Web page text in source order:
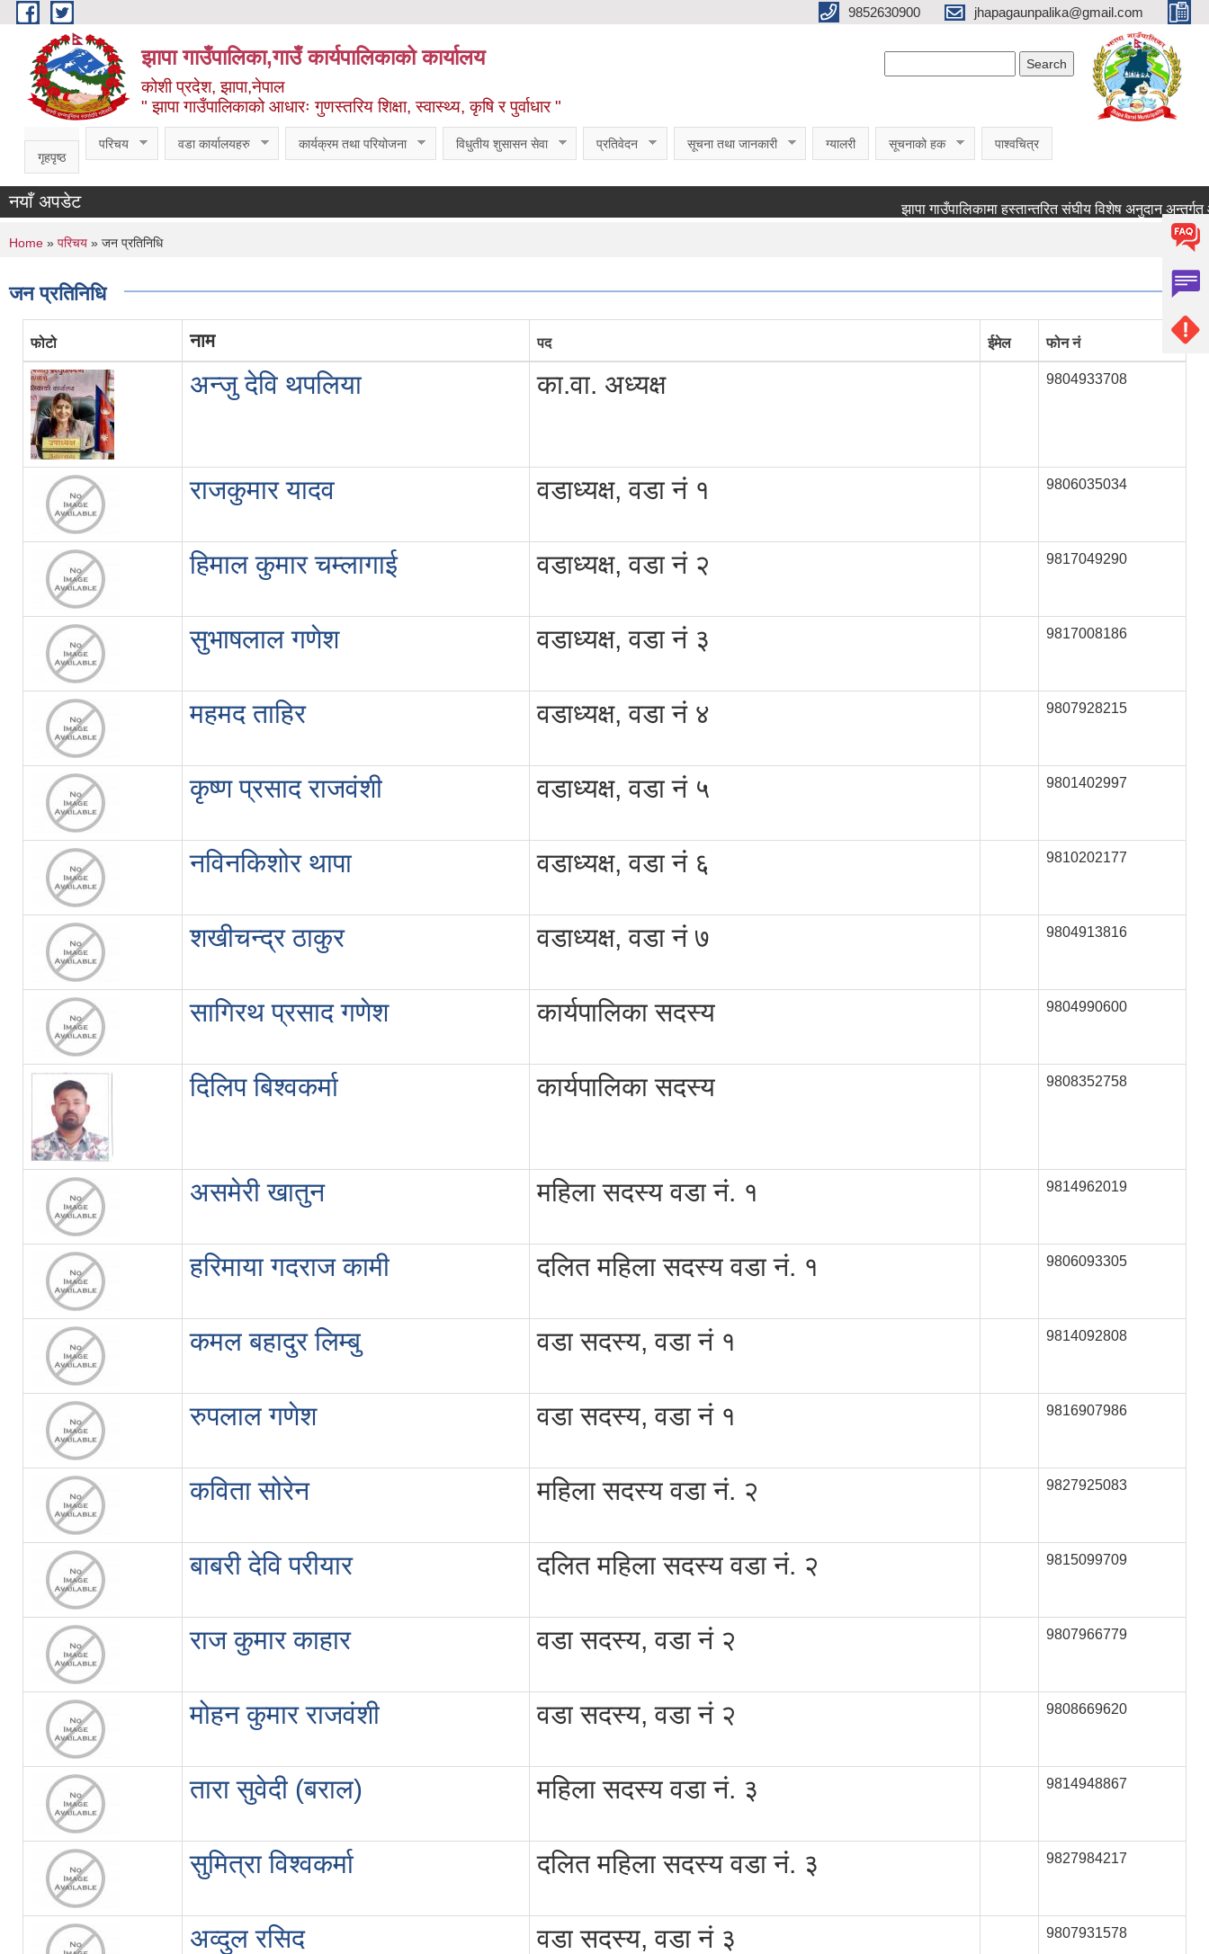
Skip to main content 9852630900 jhapagaunpalika@gmail.com
झापा गाउँपालिका,गाउँ कार्यपालिकाको कार्यालय
कोशी प्रदेश, झापा,नेपाल
" झापा गाउँपालिकाको आधारः गुणस्तरिय शिक्षा, स्वास्थ्य, कृषि र पुर्वाधार "
गृहपृष्ठ
परिचय वडा कार्यालयहरु कार्यक्रम तथा परियोजना विधुतीय शुसासन सेवा प्रतिवेदन सूचना तथा जानकारी ग्यालरी सूचनाको हक पाश्वचित्र
नयाँ अपडेट
You are here
Home » परिचय » जन प्रतिनिधि
जन प्रतिनिधि
फोटो नाम पद ईमेल फोन नं
अन्जु देवि थपलिया का.वा. अध्यक्ष 9804933708
राजकुमार यादव वडाध्यक्ष, वडा नं १ 9806035034
हिमाल कुमार चम्लागाई वडाध्यक्ष, वडा नं २ 9817049290
सुभाषलाल गणेश वडाध्यक्ष, वडा नं ३ 9817008186
महमद ताहिर वडाध्यक्ष, वडा नं ४ 9807928215
कृष्ण प्रसाद राजवंशी वडाध्यक्ष, वडा नं ५ 9801402997
नविनकिशोर थापा वडाध्यक्ष, वडा नं ६ 9810202177
शखीचन्द्र ठाकुर वडाध्यक्ष, वडा नं ७ 9804913816
सागिरथ प्रसाद गणेश कार्यपालिका सदस्य 9804990600
दिलिप बिश्वकर्मा कार्यपालिका सदस्य 9808352758
असमेरी खातुन महिला सदस्य वडा नं. १ 9814962019
हरिमाया गदराज कामी दलित महिला सदस्य वडा नं. १ 9806093305
कमल बहादुर लिम्बु वडा सदस्य, वडा नं १ 9814092808
रुपलाल गणेश वडा सदस्य, वडा नं १ 9816907986
कविता सोरेन महिला सदस्य वडा नं. २ 9827925083
बाबरी देवि परीयार दलित महिला सदस्य वडा नं. २ 9815099709
राज कुमार काहार वडा सदस्य, वडा नं २ 9807966779
मोहन कुमार राजवंशी वडा सदस्य, वडा नं २ 9808669620
तारा सुवेदी (बराल) महिला सदस्य वडा नं. ३ 9814948867
सुमित्रा विश्वकर्मा दलित महिला सदस्य वडा नं. ३ 9827984217
अव्दुल रसिद वडा सदस्य, वडा नं ३ 9807931578